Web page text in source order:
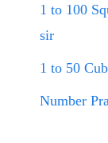
1 to 100
sir
1 to 50
Number